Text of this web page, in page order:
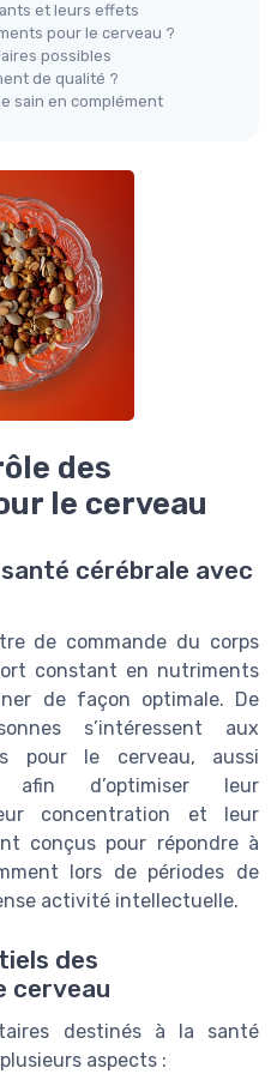
et leurs effets
pour le cerveau ?
possibles
de qualité ?
sain en complément
des
le cerveau
cérébrale avec
de commande du corps
constant en nutriments
de façon optimale. De
s’intéressent aux
pour le cerveau, aussi
afin d’optimiser leur
concentration et leur
conçus pour répondre à
lors de périodes de
activité intellectuelle.
des
cerveau
destinés à la santé
aspects :